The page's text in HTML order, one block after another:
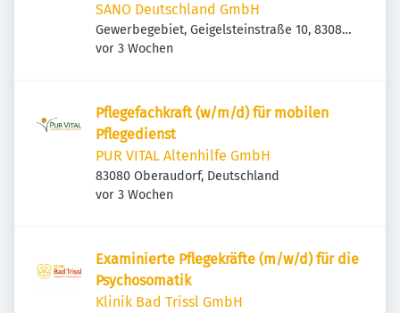
SANO Deutschland GmbH
Gewerbegebiet, Geigelsteinstraße 10, 83080
Oberaudorf, Deutschland
Veröffentlicht
vor 3 Wochen
Pflegefachkraft (w/m/d) für mobilen
Pflegedienst
PUR VITAL Altenhilfe GmbH
83080 Oberaudorf, Deutschland
Veröffentlicht
vor 3 Wochen
Examinierte Pflegekräfte (m/w/d) für die
Psychosomatik
Klinik Bad Trissl GmbH